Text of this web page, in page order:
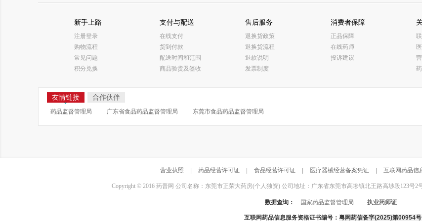
新手上路
注册登录
购物流程
常见问题
积分兑换
支付与配送
在线支付
货到付款
配送时间和范围
商品验货及签收
售后服务
退换货政策
退换货流程
退款说明
发票制度
消费者保障
正品保障
在线药师
投诉建议
友情链接 合作伙伴
药品监督管理局 广东省食品药品监督管理局 东莞市食品药品监督管理局
营业执照 药品经营许可证 食品经营许可证 医疗器械经营备案凭证 互联网药品信
Copyright © 2016 药普网 公司名称：东莞市正荣大药房(个人独资) 公司地址：广东省东莞市高埗镇北王路高埗段123号2
数据查询： 国家药品监督管理局 执业药师证
互联网药品信息服务资格证书编号： 粤网药信备字(2025)第00954号